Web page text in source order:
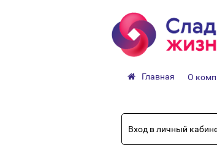
Главная О
Вход в личный